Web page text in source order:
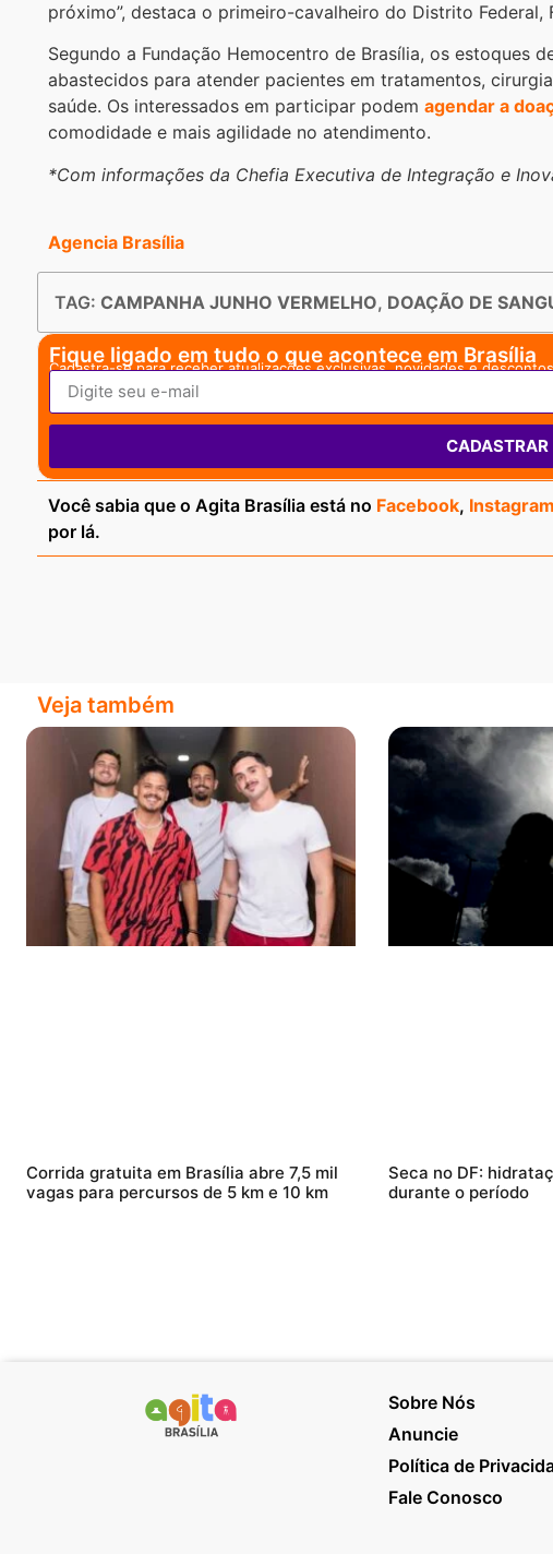
próximo”, destaca o primeiro-cavalheiro do Distrito Federal,
Segundo a Fundação Hemocentro de Brasília, os estoques
abastecidos para atender pacientes em tratamentos,
saúde. Os interessados em participar podem agendar a
comodidade e mais agilidade no atendimento.
*Com informações da Chefia Executiva de Integração e
Agencia Brasília
TAG: CAMPANHA JUNHO VERMELHO, DOAÇÃO DE
Fique ligado em tudo o que acontece em Brasília
Cadastra-se para receber atualizações exclusivas, novidades e
CADASTRAR
Você sabia que o Agita Brasília está no Facebook, Instagram
por lá.
Veja também
Corrida gratuita em Brasília abre 7,5 mil
vagas para percursos de 5 km e 10 km
Seca no DF:
durante o período
Sobre Nós
Anuncie
Política de
Fale Conosco